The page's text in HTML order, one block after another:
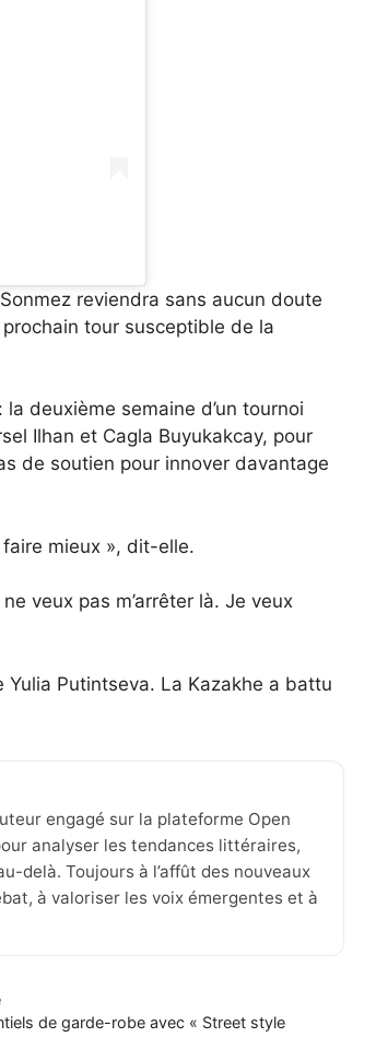
reviendra sans aucun doute
tour susceptible de la
deuxième semaine d’un tournoi
Ilhan et Cagla Buyukakcay, pour
de soutien pour innover davantage
mieux », dit-elle.
veux pas m’arrêter là. Je veux
Putintseva. La Kazakhe a battu
engagé sur la plateforme Open
analyser les tendances littéraires,
delà. Toujours à l’affût des nouveaux
à valoriser les voix émergentes et à
de garde-robe avec « Street style